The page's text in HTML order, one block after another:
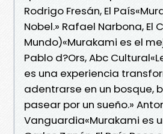
Rodrigo Fresán, El
Nobel.» Rafael Narbona, El
Mundo)«Murakami es el
Pablo d?Ors, Abc
es una experiencia
adentrarse en un bosque,
pasear por un sueño.»
Vanguardia«Murakami es